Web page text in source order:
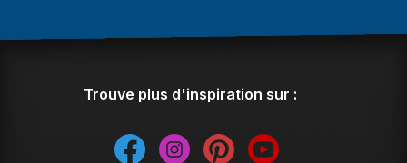
Trouve plus d'inspiration sur :